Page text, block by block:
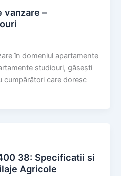
vanzare –
în domeniul apartamente
studiouri, găsești
cumpărători care doresc
38: Specificatii si
Agricole